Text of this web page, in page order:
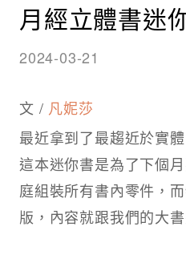
月經立體書迷
2024-03-21
文 / 凡妮莎
最近拿到了最趨近於實
這本迷你書是為了下個
庭組裝所有書內零件，
版，內容就跟我們的大書